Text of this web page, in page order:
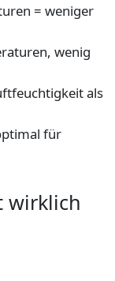
= weniger
wenig
als
für
wirklich